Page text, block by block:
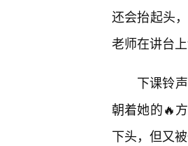
还会抬起头
老师在讲台
下课铃
朝着她的🔥
下头，但又